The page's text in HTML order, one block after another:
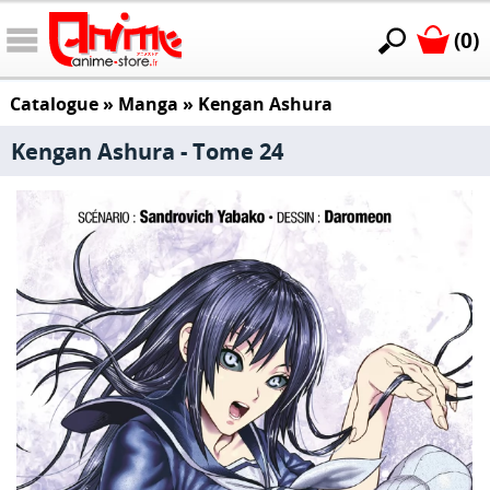
(0)
Catalogue» Manga » Kengan Ashura
Kengan Ashura - Tome 24